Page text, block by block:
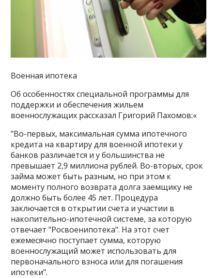
Военная ипотека
Об особенностях специальной программы для
поддержки и обеспечения жильем
военнослужащих рассказал Григорий Пахомов:«
"Во-первых, максимальная сумма ипотечного
кредита на квартиру для военной ипотеки у
банков различается и у большинства не
превышает 2,9 миллиона рублей. Во-вторых, срок
займа может быть разным, но при этом к
моменту полного возврата долга заемщику не
должно быть более 45 лет. Процедура
заключается в открытии счета и участии в
накопительно-ипотечной системе, за которую
отвечает "Росвоенипотека". На этот счет
ежемесячно поступает сумма, которую
военнослужащий может использовать для
первоначального взноса или для погашения
ипотеки".